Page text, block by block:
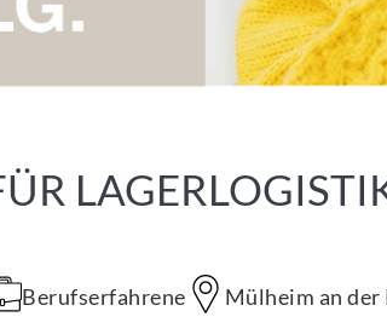
Berufserfahrene Mülheim an der